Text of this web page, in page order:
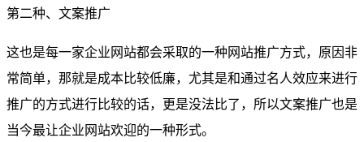
第二种、文案推广
这也是每一家企业网站都会采取的一种网站推广方式，原因非
常简单，那就是成本比较低廉，尤其是和通过名人效应来进行
推广的方式进行比较的话，更是没法比了，所以文案推广也是
当今最让企业网站欢迎的一种形式。